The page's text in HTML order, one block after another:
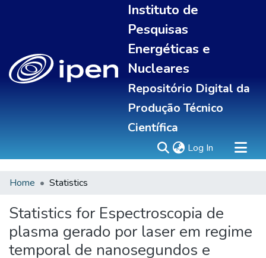
Instituto de
Pesquisas
Energéticas e
Nucleares
Repositório Digital da
Produção Técnico
Científica
Log In (current)
Sobre
Portal do pesquisador
Communities & Collections
All of DSpace
Statistics
Home Statistics
Statistics for Espectroscopia de
plasma gerado por laser em regime
temporal de nanosegundos e